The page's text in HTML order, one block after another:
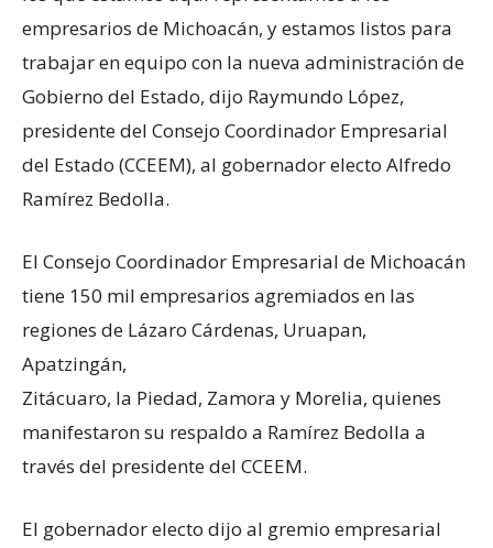
empresarios de Michoacán, y estamos listos para
trabajar en equipo con la nueva administración de
Gobierno del Estado, dijo Raymundo López,
presidente del Consejo Coordinador Empresarial
del Estado (CCEEM), al gobernador electo Alfredo
Ramírez Bedolla.
El Consejo Coordinador Empresarial de Michoacán
tiene 150 mil empresarios agremiados en las
regiones de Lázaro Cárdenas, Uruapan,
Apatzingán,
Zitácuaro, la Piedad, Zamora y Morelia, quienes
manifestaron su respaldo a Ramírez Bedolla a
través del presidente del CCEEM.
El gobernador electo dijo al gremio empresarial